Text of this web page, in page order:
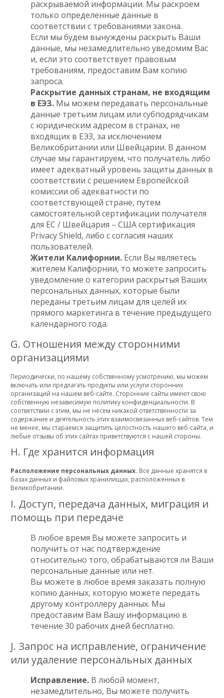
раскрываемой информации. Мы раскроем
только определенные данные в
соответствии с требованиями закона.
Если мы будем вынуждены раскрыть Ваши
данные, мы незамедлительно уведомим Вас
и, если это соответствует правовым
требованиям, предоставим Вам копию
запроса.
Раскрытие данных странам, не входящим
в ЕЭЗ. Мы можем передавать персональные
данные третьим лицам или субподрядчикам
с юридическим адресом в странах, не
входящих в ЕЭЗ, за исключением
Великобритании или Швейцарии. В данном
случае мы гарантируем, что получатель либо
имеет адекватный уровень защиты данных в
соответствии с решением Европейской
комиссии об адекватности по
соответствующей стране, путем
самостоятельной сертификации получателя
для ЕС / Швейцария – США сертификация
Privacy Shield, либо с согласия наших
пользователей.
Жители Калифорнии. Если Вы являетесь
жителем Калифорнии, то можете запросить
уведомление о категории раскрытыя Ваших
персональных данных, которые были
переданы третьим лицам для целей их
прямого маркетинга в течение предыдущего
календарного года.
G. Отношения между сторонними
организациями
Периодически, по нашему собственному усмотрению, мы можем
включать или предлагать продукты или услуги сторонних
организаций на нашем веб-сайте. Сторонние сайты имеют свою
собственную независимую политику конфиденциальности. В
соответствии с этим, мы не несем никакой ответственности за
содержание и деятельность этих взаимосвязанных веб-сайтов. Тем
не менее, мы стараемся защитить целостность нашего веб-сайта, и
любые отзывы об этих сайтах приветствуются с нашей стороны.
H. Где хранится информация
Расположение персональных данных. Все данные хранятся в
базах данных и файловых хранилищах, расположенных в
Великобритании.
I. Доступ, передача данных, миграция и
помощь при передаче
В любое время Вы можете запросить и
получить от нас подтверждение
относительно того, обрабатываются ли Ваши
персональные данные или нет.
Вы можете в любое время заказать полную
копию данных, которую можете передать
другому контроллеру данных. Мы
предоставим Вам Вашу информацию в
течение 30 рабочих дней бесплатно.
J. Запрос на исправление, ограничение
или удаление персональных данных
Исправление. В любой момент,
незамедлительно, Вы можете получить